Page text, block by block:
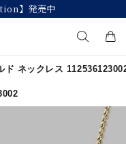
】発売中
ーワードで検索する
ド ネックレス